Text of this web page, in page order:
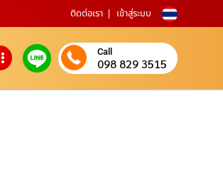
ติดต่อเรา เข้าสู่ระบบ
Call
098 829 3515